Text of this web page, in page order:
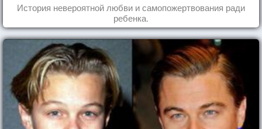
История невероятной любви и самопожертвования ради
ребенка.